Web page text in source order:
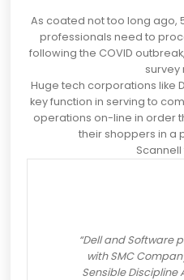
As coated not too long ago,
professionals need to
following the COVID
survey
Huge tech corporations like
key function in serving to
operations on-line in order
their shoppers in a
Scannell
“Dell and Software
with SMC
Sensible Discipline